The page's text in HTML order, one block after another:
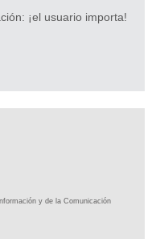
¡el usuario importa!
y de la Comunicación